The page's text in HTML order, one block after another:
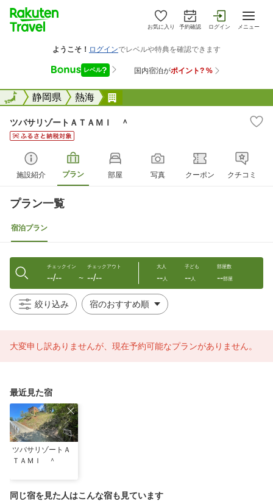
お気に入り 予約確認 ログイン メニュー
全国静岡県 熱海
全国
ツバサリゾートＡＴＡＭＩ ＾
施設紹介 プラン 部屋 写真 クーポン クチコミ
プラン一覧
宿泊プラン
チェックイン
--/-- 〜
チェックアウト
--/--
大人
--人
子ども
--人
部屋数
--部屋
絞り込み
大変申し訳ありませんが、現在予約可能なプランがありません。
最近見た宿
ツバサリゾートＡ
ＴＡＭＩ ＾
同じ宿を見た人はこんな宿も見ています